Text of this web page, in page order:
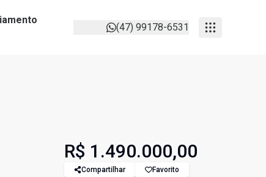
(47) 99178-6531
R$ 1.490.000,00
Compartilhar Favorito